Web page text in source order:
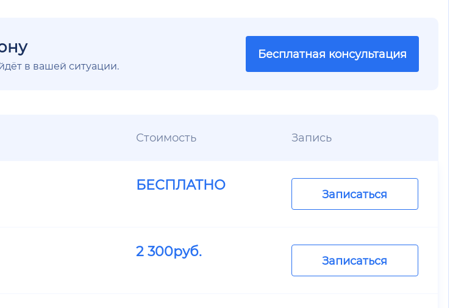
в вашей ситуации.
Бесплатная консультация
Стоимость Запись
БЕСПЛАТНО
Записаться
2 300руб.
Записаться